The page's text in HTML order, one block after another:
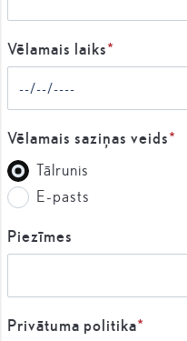
Vēlamais laiks
Vēlamais saziņas veids
Tālrunis
E-pasts
Piezīmes
Privātuma politika